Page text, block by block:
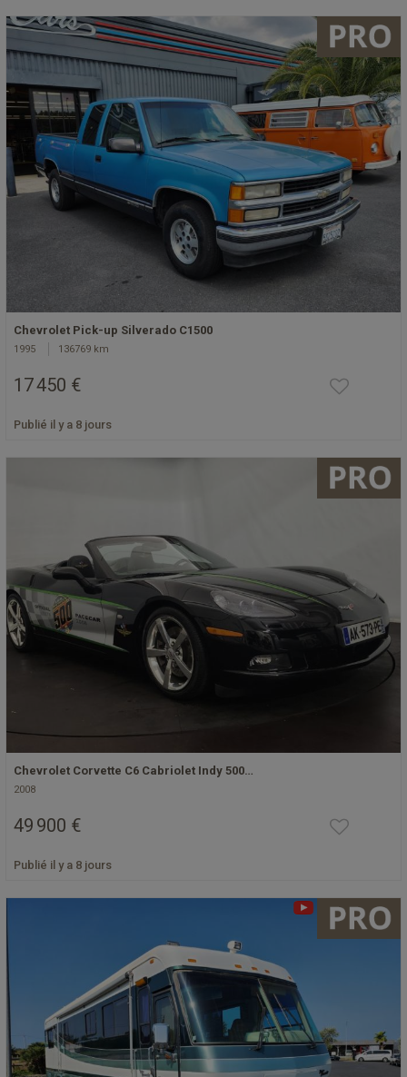
Chevrolet Pick-up Silverado C1500
1995 136769 km
17 450 €
Publié il y a 8 jours
Chevrolet Corvette C6 Cabriolet Indy 500…
2008
49 900 €
Publié il y a 8 jours